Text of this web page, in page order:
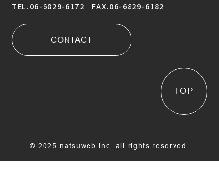
TEL.06-6829-6172 FAX.06-6829-6182
CONTACT
TOP
© 2025 natsuweb inc. all rights reserved.